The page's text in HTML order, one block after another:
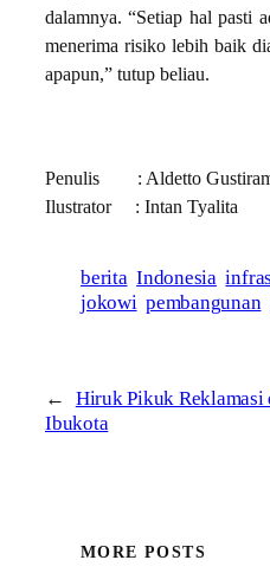
dalamnya. “Setiap hal pasti
menerima risiko lebih baik
apapun,” tutup beliau.
Penulis : Aldetto
Ilustrator : Intan Tyalita
berita Indonesia
jokowi pembangunan
←
Hiruk Pikuk Reklamasi
Ibukota
MORE POSTS